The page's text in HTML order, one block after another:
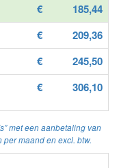
€
185,44
€
209,36
€
245,50
€ 306,10
met een aanbetaling van
maand en excl. btw.